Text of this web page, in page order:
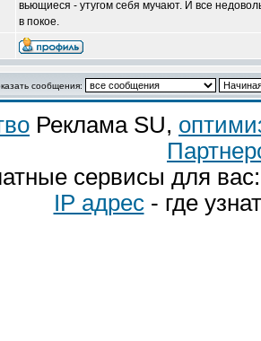
вьющиеся - утугом себя мучают. И все
в покое.
сообщения:
Реклама SU,
сервисы для
IP адрес- где